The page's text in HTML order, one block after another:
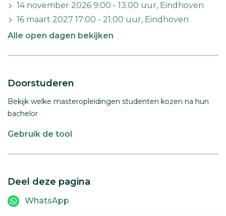
14 november 2026 9:00 - 13:00 uur, Eindhoven
16 maart 2027 17:00 - 21:00 uur, Eindhoven
Alle open dagen bekijken
Doorstuderen
Bekijk welke masteropleidingen studenten kozen na hun
bachelor
Gebruik de tool
Deel deze pagina
WhatsApp